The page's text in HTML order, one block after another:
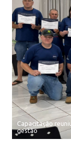
Capacitação
gestão